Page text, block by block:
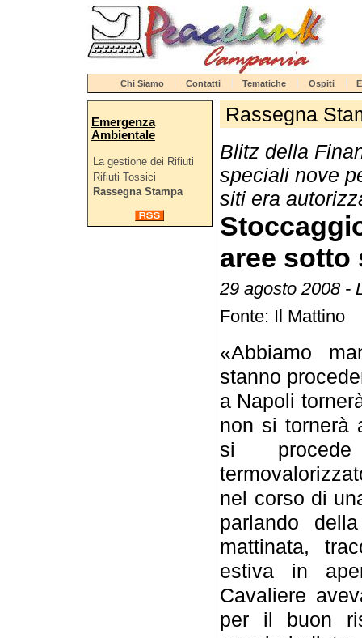
Chi Siamo Contatti Tematiche Ospiti
Emergenza
Ambientale
La gestione dei Rifiuti
Rifiuti Tossici
Rassegna Stampa
Rassegna
Blitz della
speciali nove
siti era
aree sotto
29 agosto 2008 -
Fonte: Il Mattino
«Abbiamo
stanno
a Napoli
non si tornerà
si
nel corso di
parlando
mattinata,
estiva in
Cavaliere
per il buon